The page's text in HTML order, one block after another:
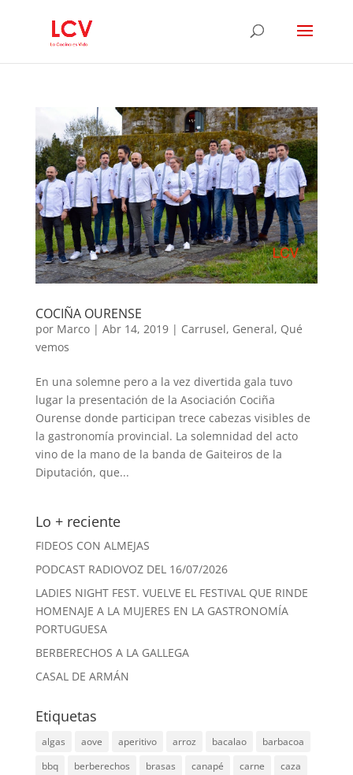
COCIÑA OURENSE
por Marco| Abr 14, 2019| Carrusel, General, Qué
vemos
En una solemne pero a la vez divertida gala tuvo
lugar la presentación de la Asociación Cociña
Ourense donde participan trece cabezas visibles de
la gastronomía provincial. La solemnidad del acto
vino de la mano de la banda de Gaiteiros de la
Diputación, que...
Lo + reciente
FIDEOS CON ALMEJAS
PODCAST RADIOVOZ DEL 16/07/2026
LADIES NIGHT FEST. VUELVE EL FESTIVAL QUE RINDE
HOMENAJE A LA MUJERES EN LA GASTRONOMÍA
PORTUGUESA
BERBERECHOS A LA GALLEGA
CASAL DE ARMÁN
Etiquetas
algas aove aperitivo arroz bacalao
barbacoa
bbq
berberechos brasas canapé carne
caza